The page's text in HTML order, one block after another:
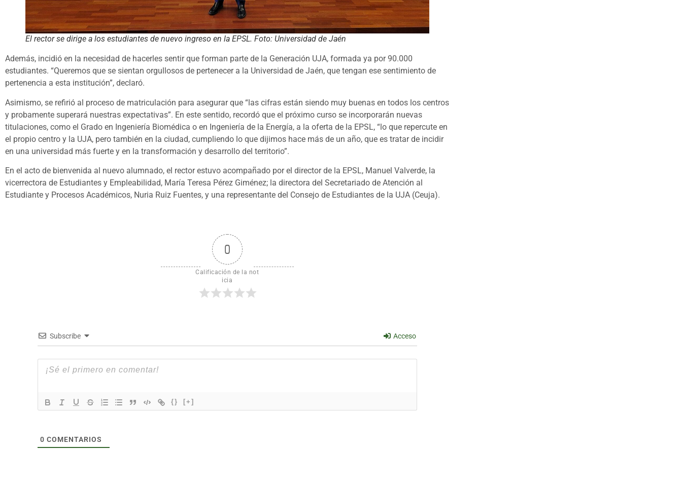
El rector se dirige a los estudiantes de nuevo ingreso en la EPSL. Foto: Universidad de Jaén
Además, incidió en la necesidad de hacerles sentir que forman parte de la Generación UJA, formada ya por 90.000
estudiantes. “Queremos que se sientan orgullosos de pertenecer a la Universidad de Jaén, que tengan ese sentimiento de
pertenencia a esta institución”, declaró.
Asimismo, se refirió al proceso de matriculación para asegurar que “las cifras están siendo muy buenas en todos los centros
y probamente superará nuestras expectativas”. En este sentido, recordó que el próximo curso se incorporarán nuevas
titulaciones, como el Grado en Ingeniería Biomédica o en Ingeniería de la Energía, a la oferta de la EPSL, “lo que repercute en
el propio centro y la UJA, pero también en la ciudad, cumpliendo lo que dijimos hace más de un año, que es tratar de incidir
en una universidad más fuerte y en la transformación y desarrollo del territorio”.
En el acto de bienvenida al nuevo alumnado, el rector estuvo acompañado por el director de la EPSL, Manuel Valverde, la
vicerrectora de Estudiantes y Empleabilidad, María Teresa Pérez Giménez; la directora del Secretariado de Atención al
Estudiante y Procesos Académicos, Nuria Ruiz Fuentes, y una representante del Consejo de Estudiantes de la UJA (Ceuja).
0
Calificación de la not
icia
Subscribe Acceso
{} [+]
0 COMENTARIOS